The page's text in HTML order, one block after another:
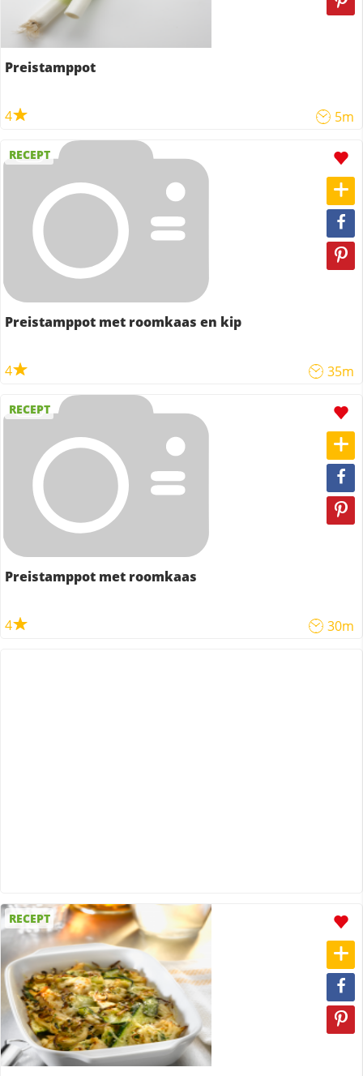
Preistamppot
4 5m
RECEPT
Preistamppot met roomkaas en kip
4 35m
RECEPT
Preistamppot met roomkaas
4 30m
RECEPT